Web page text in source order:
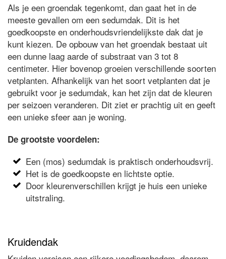
Als je een groendak tegenkomt, dan gaat het in de
meeste gevallen om een sedumdak. Dit is het
goedkoopste en onderhoudsvriendelijkste dak dat je
kunt kiezen. De opbouw van het groendak bestaat uit
een dunne laag aarde of substraat van 3 tot 8
centimeter. Hier bovenop groeien verschillende soorten
vetplanten. Afhankelijk van het soort vetplanten dat je
gebruikt voor je sedumdak, kan het zijn dat de kleuren
per seizoen veranderen. Dit ziet er prachtig uit en geeft
een unieke sfeer aan je woning.
De grootste voordelen:
Een (mos) sedumdak is praktisch onderhoudsvrij.
Het is de goedkoopste en lichtste optie.
Door kleurenverschillen krijgt je huis een unieke
uitstraling.
Kruidendak